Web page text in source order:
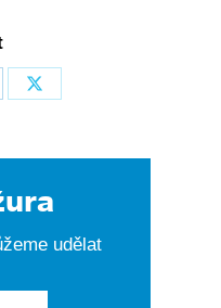
Share
X
udělat